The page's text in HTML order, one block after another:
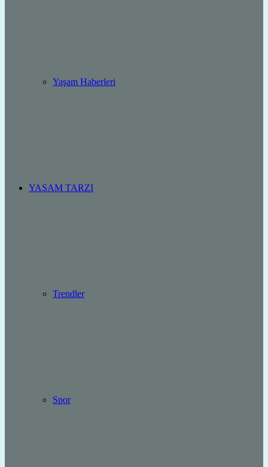
Yaşam Haberleri
YAŞAM TARZI
Trendler
Spor